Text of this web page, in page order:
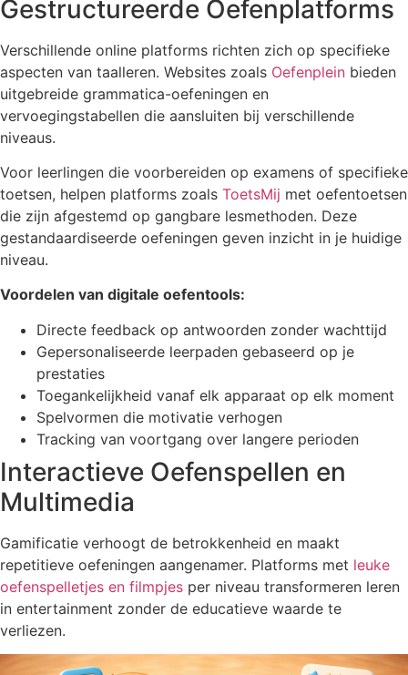
Gestructureerde Oefenplatforms
Verschillende online platforms richten zich op specifieke
aspecten van taalleren. Websites zoals Oefenplein bieden
uitgebreide grammatica-oefeningen en
vervoegingstabellen die aansluiten bij verschillende
niveaus.
Voor leerlingen die voorbereiden op examens of specifieke
toetsen, helpen platforms zoals ToetsMij met oefentoetsen
die zijn afgestemd op gangbare lesmethoden. Deze
gestandaardiseerde oefeningen geven inzicht in je huidige
niveau.
Voordelen van digitale oefentools:
Directe feedback op antwoorden zonder wachttijd
Gepersonaliseerde leerpaden gebaseerd op je
prestaties
Toegankelijkheid vanaf elk apparaat op elk moment
Spelvormen die motivatie verhogen
Tracking van voortgang over langere perioden
Interactieve Oefenspellen en
Multimedia
Gamificatie verhoogt de betrokkenheid en maakt
repetitieve oefeningen aangenamer. Platforms met leuke
oefenspelletjes en filmpjes per niveau transformeren leren
in entertainment zonder de educatieve waarde te
verliezen.